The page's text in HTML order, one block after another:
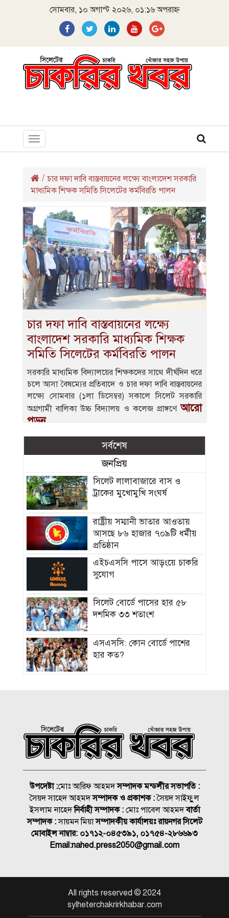
সোমবার, ১০ অগাস্ট ২০২৬, ০১:১৬ অপরাহ্ন
Toggle
navigation
/ চার দফা দাবি বাস্তবায়নের লক্ষ্যে বাংলাদেশ সরকারি
মাধ্যমিক শিক্ষক সমিতি সিলেটের কর্মবিরতি পালন
চার দফা দাবি বাস্তবায়নের লক্ষ্যে
বাংলাদেশ সরকারি মাধ্যমিক শিক্ষক
সমিতি সিলেটের কর্মবিরতি পালন
সরকারি মাধ্যমিক বিদ্যালয়ের শিক্ষকদের সাথে দীর্ঘদিন ধরে
চলে আসা বৈষম্যের প্রতিবাদে ও চার দফা দাবি বাস্তবায়নের
লক্ষ্যে সোমবার (১লা ডিসেম্বর) সকালে সিলেট সরকারি
অগ্রগামী বালিকা উচ্চ বিদ্যালয় ও কলেজ প্রাঙ্গণেআরো
পড়ুন
সর্বশেষ
জনপ্রিয়
সিলেট লালাবাজারে বাস ও
ট্রাকের মুখোমুখি সংঘর্ষ
রাষ্ট্রীয় সম্মানী ভাতার আওতায়
আসছে ৮৬ হাজার ৭০৯টি ধর্মীয়
প্রতিষ্ঠান
এইচএসসি পাসে আড়ংয়ে চাকরি
সুযোগ
সিলেট বোর্ডে পাসের হার ৫৮
দশমিক ৩৩ শতাংশ
এসএসসি: কোন বোর্ডে পাশের
হার কত?
এসএসসি পরীক্ষার ফল প্রকাশ,
পাসের হার ৬২.২৫ শতাংশ
ইলিয়াস আলী ‘গুম’: উইং
কমান্ডার সাইফের বিরুদ্ধে গ্রেপ্তারি
পরোয়ানা
হবিগঞ্জে ত্রিমুখী সংঘর্ষে নিহত ২
নাসিম হোসাইনের
আনুষ্ঠানিকভাবে দায়িত্ব গ্রহণ
উপদেষ্টা :মোঃ আরিফ আহমদসম্পাদক মন্ডলীর সভাপতি :
সৈয়দ সাহেদ আহমদসম্পাদক ও প্রকাশক :সৈয়দ সাইফুুল
ইসলাম নাহেদনির্বাহী সম্পাদক :মোঃ পাবেল আহমদবার্তা
সম্পাদক :সায়মন মিয়াসম্পাদকীয় কার্যালয়ঃ রায়নগর সিলেট
মোবাইল নাম্বার: ০১৭১২-০৪৫৩৯১, ০১৭৫৪-২৮৬৬৯৩
Email:nahed.press2050@gmail.com
All rights reserved © 2024
sylheterchakrirkhabar.com